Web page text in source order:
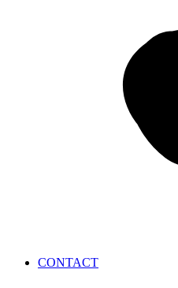
CONTACT